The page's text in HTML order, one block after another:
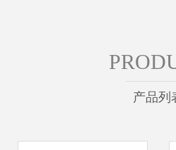
产品列